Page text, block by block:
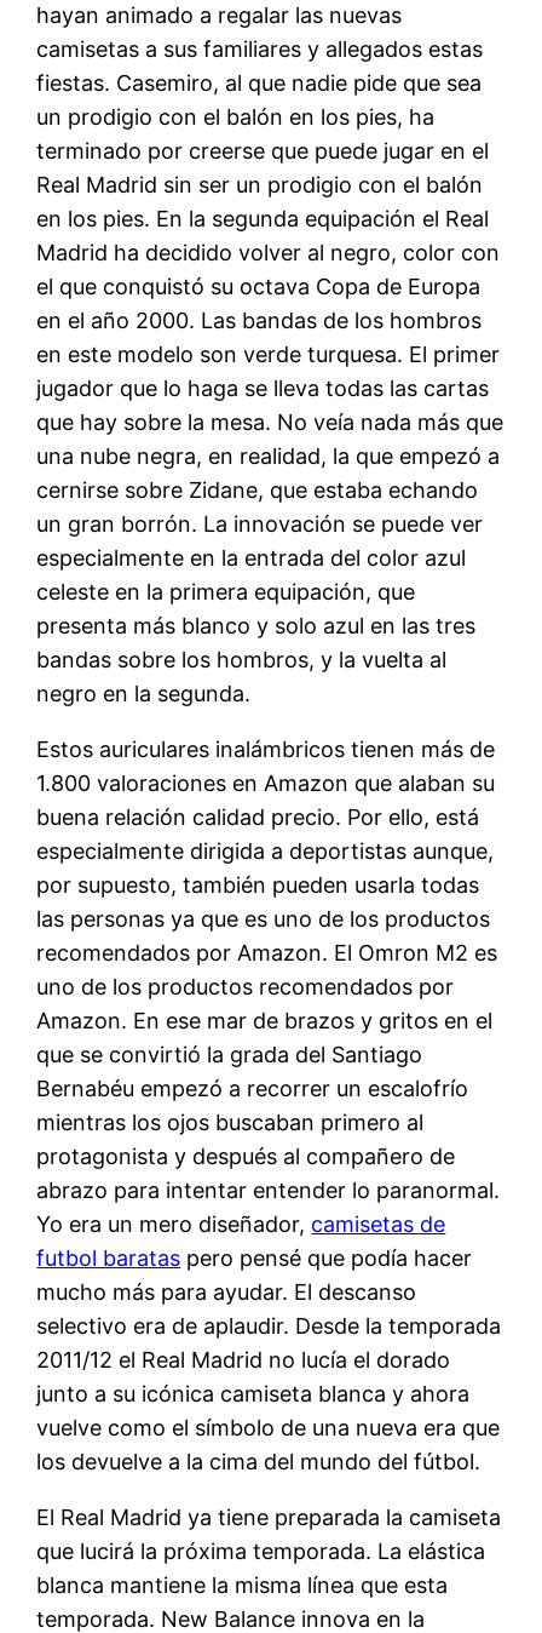
hayan animado a regalar las nuevas
camisetas a sus familiares y allegados estas
fiestas. Casemiro, al que nadie pide que sea
un prodigio con el balón en los pies, ha
terminado por creerse que puede jugar en el
Real Madrid sin ser un prodigio con el balón
en los pies. En la segunda equipación el Real
Madrid ha decidido volver al negro, color con
el que conquistó su octava Copa de Europa
en el año 2000. Las bandas de los hombros
en este modelo son verde turquesa. El primer
jugador que lo haga se lleva todas las cartas
que hay sobre la mesa. No veía nada más que
una nube negra, en realidad, la que empezó a
cernirse sobre Zidane, que estaba echando
un gran borrón. La innovación se puede ver
especialmente en la entrada del color azul
celeste en la primera equipación, que
presenta más blanco y solo azul en las tres
bandas sobre los hombros, y la vuelta al
negro en la segunda.
Estos auriculares inalámbricos tienen más de
1.800 valoraciones en Amazon que alaban su
buena relación calidad precio. Por ello, está
especialmente dirigida a deportistas aunque,
por supuesto, también pueden usarla todas
las personas ya que es uno de los productos
recomendados por Amazon. El Omron M2 es
uno de los productos recomendados por
Amazon. En ese mar de brazos y gritos en el
que se convirtió la grada del Santiago
Bernabéu empezó a recorrer un escalofrío
mientras los ojos buscaban primero al
protagonista y después al compañero de
abrazo para intentar entender lo paranormal.
Yo era un mero diseñador, camisetas de
futbol baratas pero pensé que podía hacer
mucho más para ayudar. El descanso
selectivo era de aplaudir. Desde la temporada
2011/12 el Real Madrid no lucía el dorado
junto a su icónica camiseta blanca y ahora
vuelve como el símbolo de una nueva era que
los devuelve a la cima del mundo del fútbol.
El Real Madrid ya tiene preparada la camiseta
que lucirá la próxima temporada. La elástica
blanca mantiene la misma línea que esta
temporada. New Balance innova en la